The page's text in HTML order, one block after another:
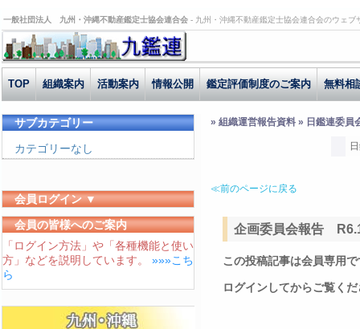
一般社団法人 九州・沖縄不動産鑑定士協会連合会 - 九州・沖縄不動産鑑定士協会連合会のウェ
TOP 組織案内 活動案内 情報公開 鑑定評価制度のご案内 無料相
» 組織運営報告資料 » 日鑑連委員
≪前のページに戻る
企画委員会報告
この投稿記事は会員専用
ログインしてからご覧く
サブカテゴリー
カテゴリーなし
会員ログイン ▼
ユーザーID
パスワード
会員の皆様へのご案内
「ログイン方法」や「各種機能と使い
方」などを説明しています。 »»»こち
ら